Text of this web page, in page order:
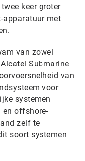
keer groter
apparatuur met
van zowel
Submarine
van
voor
systemen
en offshore-
zelf te
soort systemen